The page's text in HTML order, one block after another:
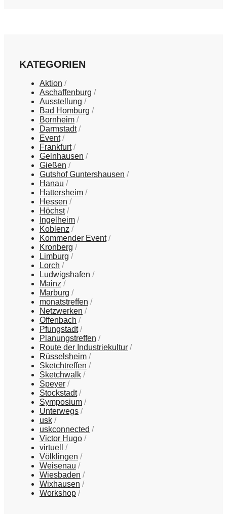
KATEGORIEN
Aktion
Aschaffenburg
Ausstellung
Bad Homburg
Bornheim
Darmstadt
Event
Frankfurt
Gelnhausen
Gießen
Gutshof Guntershausen
Hanau
Hattersheim
Hessen
Höchst
Ingelheim
Koblenz
Kommender Event
Kronberg
Limburg
Lorch
Ludwigshafen
Mainz
Marburg
monatstreffen
Netzwerken
Offenbach
Pfungstadt
Planungstreffen
Route der Industriekultur
Rüsselsheim
Sketchtreffen
Sketchwalk
Speyer
Stockstadt
Symposium
Unterwegs
usk
uskconnected
Victor Hugo
virtuell
Völklingen
Weisenau
Wiesbaden
Wixhausen
Workshop